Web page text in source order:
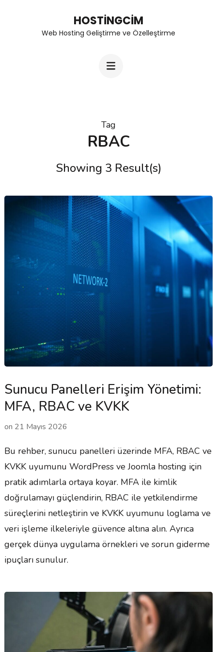
HOSTINGCIM
Web Hosting Geliştirme ve Özelleştirme
Tag
RBAC
Showing 3 Result(s)
Sunucu Panelleri Erişim Yönetimi:
MFA, RBAC ve KVKK
on 21 Mayıs 2026
Bu rehber, sunucu panelleri üzerinde MFA, RBAC ve
KVKK uyumunu WordPress ve Joomla hosting için
pratik adımlarla ortaya koyar. MFA ile kimlik
doğrulamayı güçlendirin, RBAC ile yetkilendirme
süreçlerini netleştirin ve KVKK uyumunu loglama ve
veri işleme ilkeleriyle güvence altına alın. Ayrıca
gerçek dünya uygulama örnekleri ve sorun giderme
ipuçları sunulur.